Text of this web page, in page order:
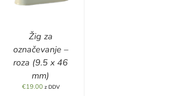
Žig za
označevanje –
roza (9.5 x 46
mm)
€19.00 z DDV